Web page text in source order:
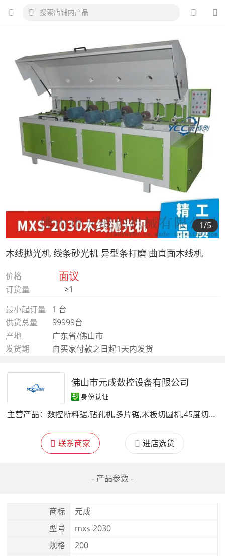
1/5
木线抛光机 线条砂光机 异型条打磨 曲直面木线机
价格 面议
订货量
≥1
最小起订量
1 台
供货总量
99999台
产地
广东省/佛山市
发货期
自买家付款之日起1天内发货
佛山市元成数控设备有限公司
身份认证
主营产品： 数控断料锯,钻孔机,多片锯,木板切圆机,45度切角机,双头断料机
联系商家 进店选货
- 产品参数 -
商标
元成
型号
mxs-2030
规格
200